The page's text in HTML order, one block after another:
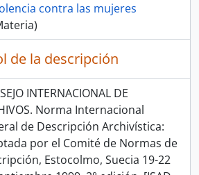
contra las mujeres
de la descripción
INTERNACIONAL DE
Norma Internacional
de Descripción Archivística:
por el Comité de Normas de
Estocolmo, Suecia 19-22